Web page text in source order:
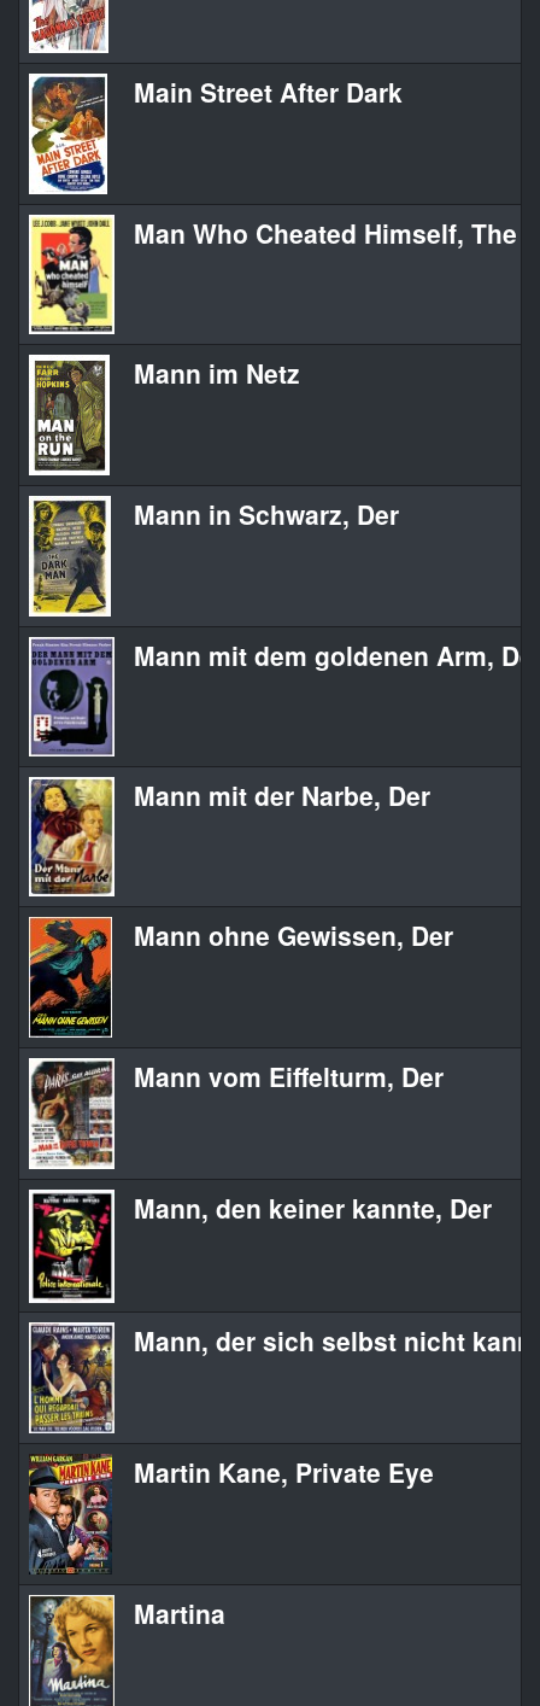
Main Street After Dark
Man Who Cheated Himself, The
Mann im Netz
Mann in Schwarz, Der
Mann mit dem goldenen Arm,
Mann mit der Narbe, Der
Mann ohne Gewissen, Der
Mann vom Eiffelturm, Der
Mann, den keiner kannte, Der
Mann, der sich selbst nicht
Martin Kane, Private Eye
Martina